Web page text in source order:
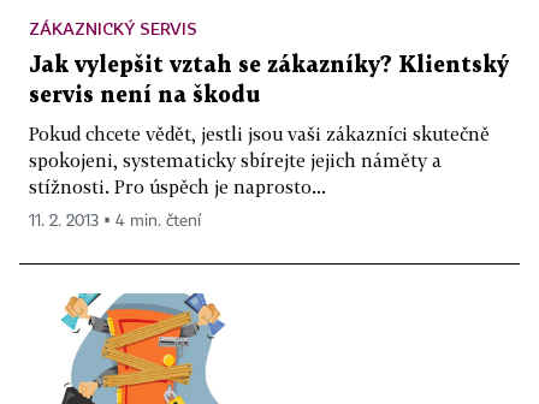
ZÁKAZNICKÝ SERVIS
Jak vylepšit vztah se zákazníky? Klientský
servis není na škodu
Pokud chcete vědět, jestli jsou vaši zákazníci skutečně
spokojeni, systematicky sbírejte jejich náměty a
stížnosti. Pro úspěch je naprosto...
11. 2. 2013 ▪ 4 min. čtení